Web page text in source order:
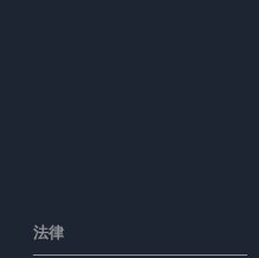
法律